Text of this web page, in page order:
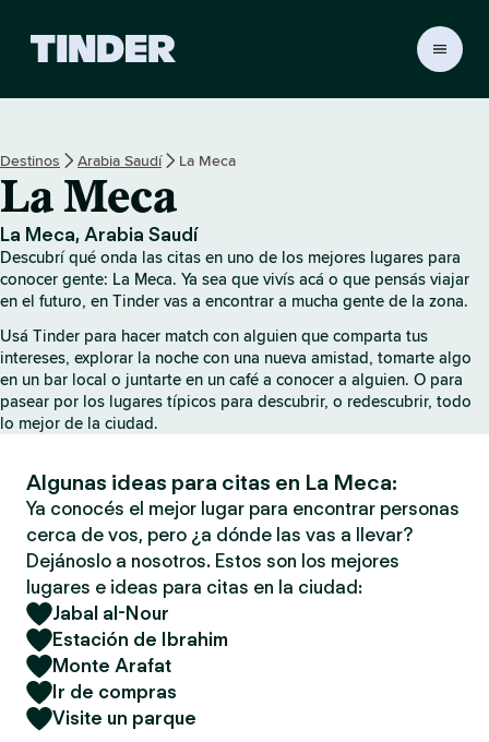
o
T
i
n
d
r
Destinos Arabia Saudí La Meca
La Meca
La Meca, Arabia Saudí
Descubrí qué onda las citas en uno de los mejores lugares para
conocer gente: La Meca. Ya sea que vivís acá o que pensás viajar
en el futuro, en Tinder vas a encontrar a mucha gente de la zona.
Usá Tinder para hacer match con alguien que comparta tus
intereses, explorar la noche con una nueva amistad, tomarte algo
en un bar local o juntarte en un café a conocer a alguien. O para
pasear por los lugares típicos para descubrir, o redescubrir, todo
lo mejor de la ciudad.
Algunas ideas para citas en La Meca:
Ya conocés el mejor lugar para encontrar personas
cerca de vos, pero ¿a dónde las vas a llevar?
Dejánoslo a nosotros. Estos son los mejores
lugares e ideas para citas en la ciudad:
Jabal al-Nour
Estación de Ibrahim
Monte Arafat
Ir de compras
Visite un parque